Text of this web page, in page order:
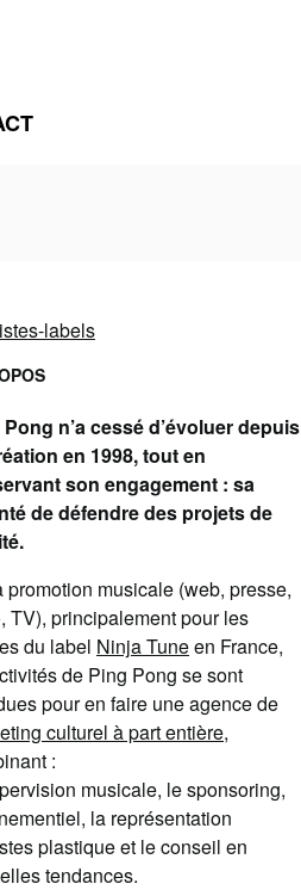
n’a cessé d’évoluer depuis
en 1998, tout en
son engagement : sa
de défendre des projets de
promotion musicale (web, presse,
TV), principalement pour les
du label Ninja Tuneen France,
de Ping Pong se sont
pour en faire une agence de
culturel à part entière,
:
musicale, le sponsoring,
la représentation
plastique et le conseil en
tendances.